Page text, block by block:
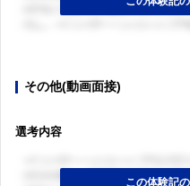
その他(動画面接)
選考内容